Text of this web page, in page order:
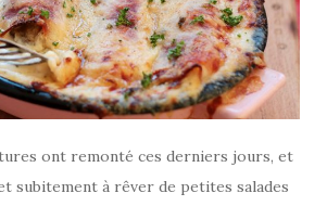
ont remonté ces derniers jours, et
subitement à rêver de petites salades